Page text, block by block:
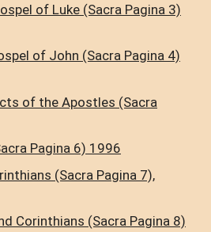
of Luke (Sacra Pagina 3)
of John (Sacra Pagina 4)
of the Apostles (Sacra
Pagina 6) 1996
(Sacra Pagina 7),
Corinthians (Sacra Pagina 8)